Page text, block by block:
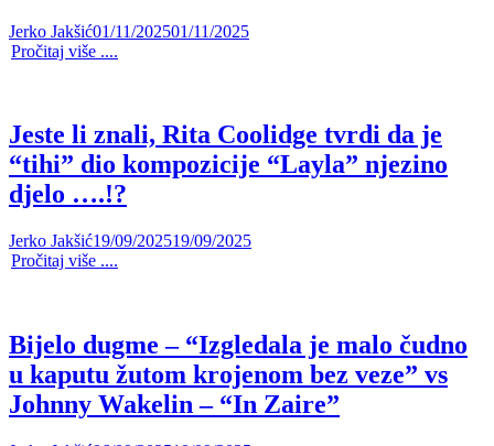
Jerko Jakšić01/11/202501/11/2025
Pročitaj više ....
Jeste li znali, Rita Coolidge tvrdi da je
“tihi” dio kompozicije “Layla” njezino
djelo ….!?
Jerko Jakšić19/09/202519/09/2025
Pročitaj više ....
Bijelo dugme – “Izgledala je malo čudno
u kaputu žutom krojenom bez veze” vs
Johnny Wakelin – “In Zaire”